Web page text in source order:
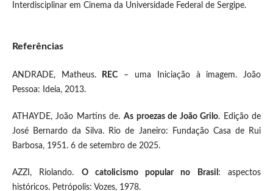
Interdisciplinar em Cinema da Universidade Federal de Sergipe.
Referências
ANDRADE, Matheus. REC – uma Iniciação à imagem. João
Pessoa: Ideia, 2013.
ATHAYDE, João Martins de. As proezas de João Grilo. Edição de
José Bernardo da Silva. Rio de Janeiro: Fundação Casa de Rui
Barbosa, 1951. 6 de setembro de 2025.
AZZI, Riolando. O catolicismo popular no Brasil : aspectos
históricos. Petrópolis: Vozes, 1978.